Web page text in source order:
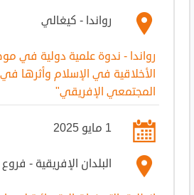
رواندا - كيغالي
رواندا - ندوة علمية دولية في
الأخلاقية في الإسلام وأثرها
المجتمعي الإفريقي"
1 مايو 2025
البلدان الإفريقية -